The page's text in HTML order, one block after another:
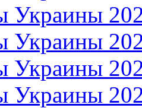
Украины
Украины
Украины
Украины